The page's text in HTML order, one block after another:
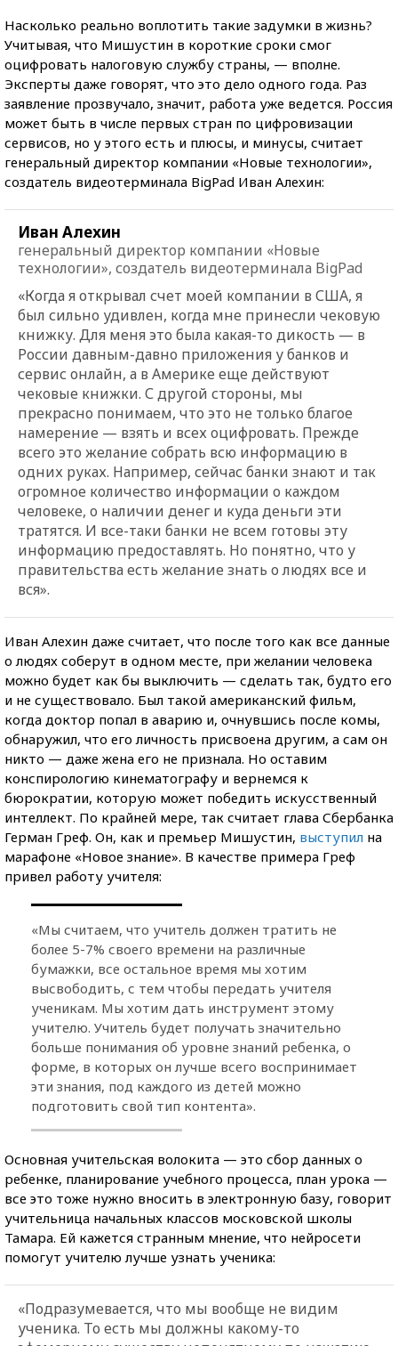
Насколько реально воплотить такие задумки в жизнь?
Учитывая, что Мишустин в короткие сроки смог
оцифровать налоговую службу страны, — вполне.
Эксперты даже говорят, что это дело одного года. Раз
заявление прозвучало, значит, работа уже ведется. Россия
может быть в числе первых стран по цифровизации
сервисов, но у этого есть и плюсы, и минусы, считает
генеральный директор компании «Новые технологии»,
создатель видеотерминала BigPad Иван Алехин:
Иван Алехин
генеральный директор компании «Новые
технологии», создатель видеотерминала BigPad
«Когда я открывал счет моей компании в США, я
был сильно удивлен, когда мне принесли чековую
книжку. Для меня это была какая-то дикость — в
России давным-давно приложения у банков и
сервис онлайн, а в Америке еще действуют
чековые книжки. С другой стороны, мы
прекрасно понимаем, что это не только благое
намерение — взять и всех оцифровать. Прежде
всего это желание собрать всю информацию в
одних руках. Например, сейчас банки знают и так
огромное количество информации о каждом
человеке, о наличии денег и куда деньги эти
тратятся. И все-таки банки не всем готовы эту
информацию предоставлять. Но понятно, что у
правительства есть желание знать о людях все и
вся».
Иван Алехин даже считает, что после того как все данные
о людях соберут в одном месте, при желании человека
можно будет как бы выключить — сделать так, будто его
и не существовало. Был такой американский фильм,
когда доктор попал в аварию и, очнувшись после комы,
обнаружил, что его личность присвоена другим, а сам он
никто — даже жена его не признала. Но оставим
конспирологию кинематографу и вернемся к
бюрократии, которую может победить искусственный
интеллект. По крайней мере, так считает глава Сбербанка
Герман Греф. Он, как и премьер Мишустин, выступил на
марафоне «Новое знание». В качестве примера Греф
привел работу учителя:
«Мы считаем, что учитель должен тратить не
более 5-7% своего времени на различные
бумажки, все остальное время мы хотим
высвободить, с тем чтобы передать учителя
ученикам. Мы хотим дать инструмент этому
учителю. Учитель будет получать значительно
больше понимания об уровне знаний ребенка, о
форме, в которых он лучше всего воспринимает
эти знания, под каждого из детей можно
подготовить свой тип контента».
Основная учительская волокита — это сбор данных о
ребенке, планирование учебного процесса, план урока —
все это тоже нужно вносить в электронную базу, говорит
учительница начальных классов московской школы
Тамара. Ей кажется странным мнение, что нейросети
помогут учителю лучше узнать ученика:
«Подразумевается, что мы вообще не видим
ученика. То есть мы должны какому-то